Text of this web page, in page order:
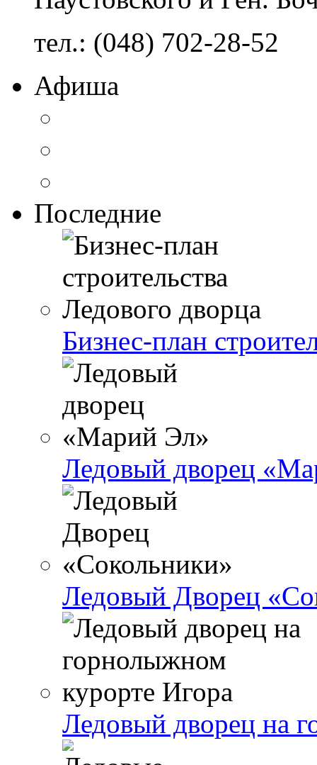
тел.: (048) 702-28-52
Афиша
Последние
Бизнес-план
Ледовый дворец
Ледовый Дворец
Ледовый дворец на